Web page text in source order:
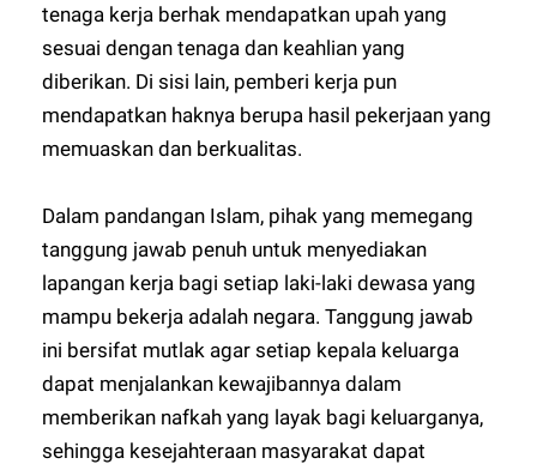
tenaga kerja berhak mendapatkan upah yang
sesuai dengan tenaga dan keahlian yang
diberikan. Di sisi lain, pemberi kerja pun
mendapatkan haknya berupa hasil pekerjaan yang
memuaskan dan berkualitas.
Dalam pandangan Islam, pihak yang memegang
tanggung jawab penuh untuk menyediakan
lapangan kerja bagi setiap laki-laki dewasa yang
mampu bekerja adalah negara. Tanggung jawab
ini bersifat mutlak agar setiap kepala keluarga
dapat menjalankan kewajibannya dalam
memberikan nafkah yang layak bagi keluarganya,
sehingga kesejahteraan masyarakat dapat